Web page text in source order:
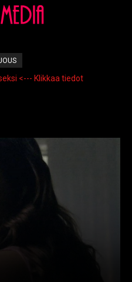
<--- Klikkaa tiedot